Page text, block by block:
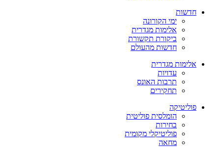
חדשות
ימי הקורונה
אלימות מגדרית
ביקורת תקשורת
חדשות מהעולם
אלימות מגדרית
עדויות
תרבות האונס
תחקירים
פוליטיקה
הומלסית פוליטית
בחירות
פוליטיקלי מקומית
מחאה